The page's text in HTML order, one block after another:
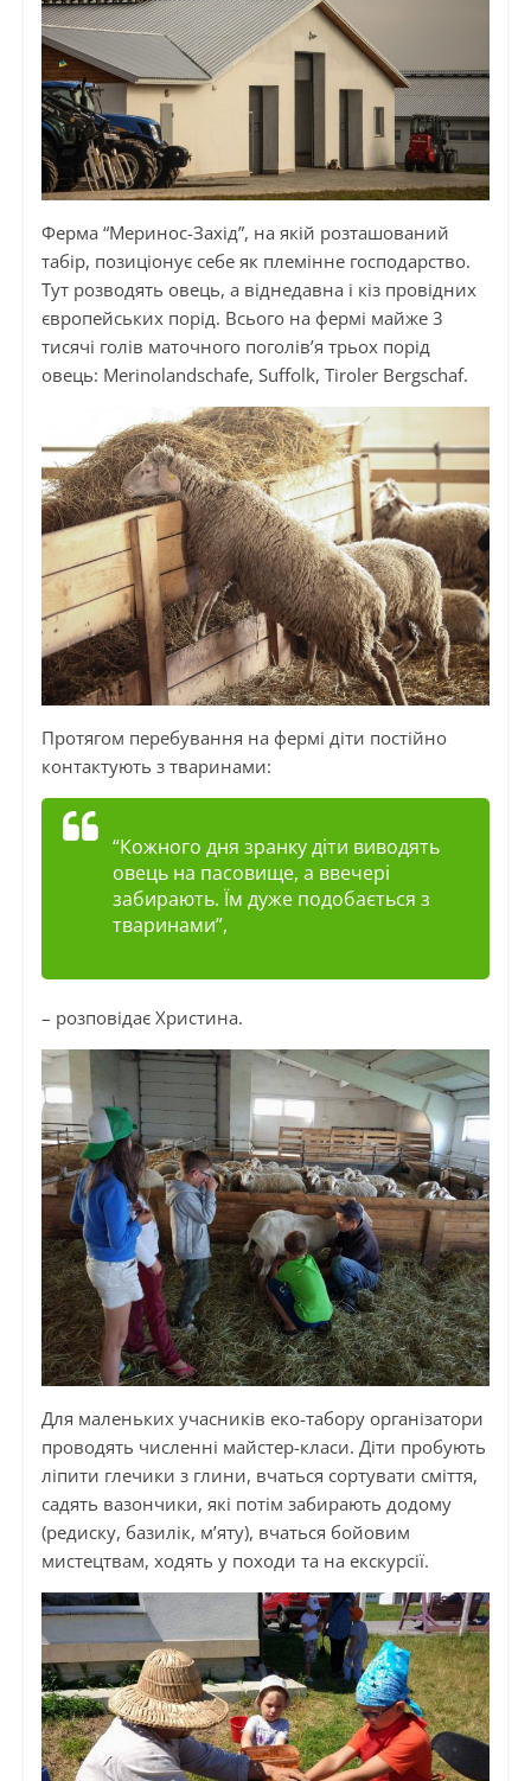
Ферма “Меринос-Захід”, на якій розташований
табір, позиціонує себе як племінне господарство.
Тут розводять овець, а віднедавна і кіз провідних
європейських порід. Всього на фермі майже 3
тисячі голів маточного поголів’я трьох порід
овець: Merinolandschafe, Suffolk, Tiroler Bergschaf.
Протягом перебування на фермі діти постійно
контактують з тваринами:
“Кожного дня зранку діти виводять
овець на пасовище, а ввечері
забирають. Їм дуже подобається з
тваринами”,
– розповідає Христина.
Для маленьких учасників еко-табору організатори
проводять численні майстер-класи. Діти пробують
ліпити глечики з глини, вчаться сортувати сміття,
садять вазончики, які потім забирають додому
(редиску, базилік, м’яту), вчаться бойовим
мистецтвам, ходять у походи та на екскурсії.